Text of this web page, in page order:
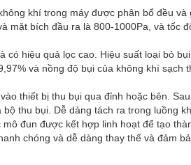
khí trong máy được phân bổ đều và
mặt bích đầu ra là 800-1000Pa, và tốc
hiệu quả lọc cao. Hiệu suất loại bỏ
và nồng độ bụi của không khí sạch
thiết bị thu bụi qua đỉnh hoặc bên.
thu bụi. Dễ dàng tách ra trong luồng
đun được kết hợp linh hoạt để tạo
chóng và dễ dàng thay thế và đảm